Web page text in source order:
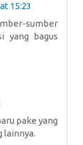
15:23
sumber
yang bagus
pake yang
lainnya.